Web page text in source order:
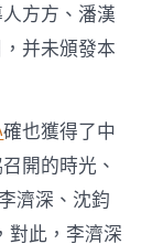
方方、潘漢
并未頒發本
確也獲得了中
開的時光、
濟深、沈鈞
對此，李濟深